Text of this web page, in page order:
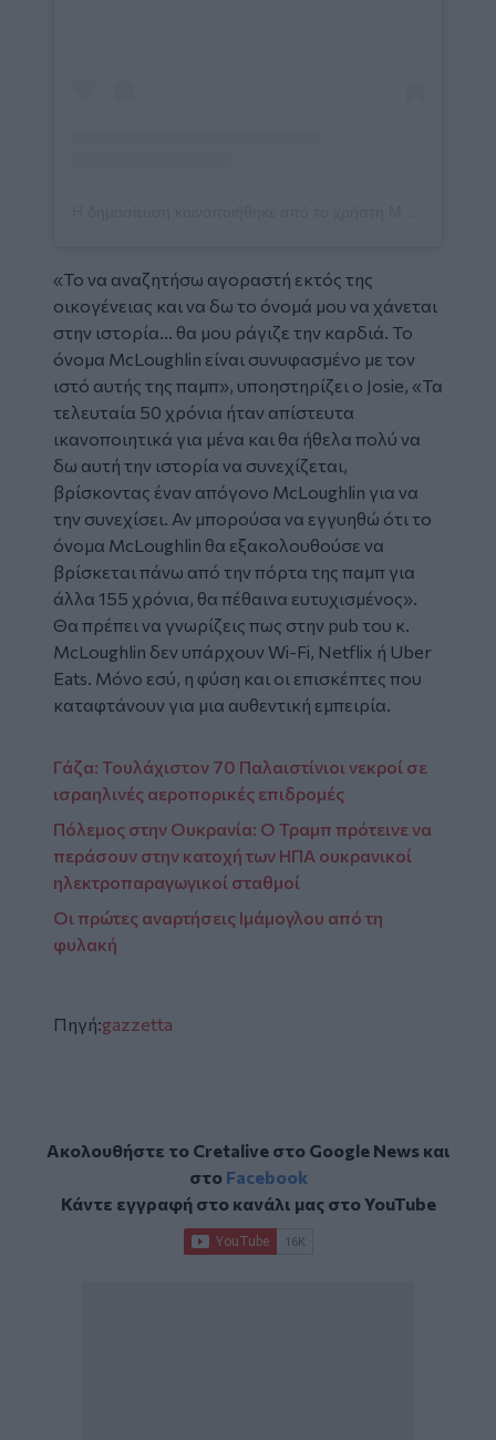
«Το να αναζητήσω αγοραστή εκτός της
οικογένειας και να δω το όνομά μου να χάνεται
στην ιστορία... θα μου ράγιζε την καρδιά. Το
όνομα McLoughlin είναι συνυφασμένο με τον
ιστό αυτής της παμπ», υποηστηρίζει ο Josie, «Τα
τελευταία 50 χρόνια ήταν απίστευτα
ικανοποιητικά για μένα και θα ήθελα πολύ να
δω αυτή την ιστορία να συνεχίζεται,
βρίσκοντας έναν απόγονο McLoughlin για να
την συνεχίσει. Αν μπορούσα να εγγυηθώ ότι το
όνομα McLoughlin θα εξακολουθούσε να
βρίσκεται πάνω από την πόρτα της παμπ για
άλλα 155 χρόνια, θα πέθαινα ευτυχισμένος».
Θα πρέπει να γνωρίζεις πως στην pub του κ.
McLoughlin δεν υπάρχουν Wi-Fi, Netflix ή Uber
Eats. Μόνο εσύ, η φύση και οι επισκέπτες που
καταφτάνουν για μια αυθεντική εμπειρία.
Γάζα: Τουλάχιστον 70 Παλαιστίνιοι νεκροί σε
ισραηλινές αεροπορικές επιδρομές
Πόλεμος στην Ουκρανία: Ο Τραμπ πρότεινε να
περάσουν στην κατοχή των ΗΠΑ ουκρανικοί
ηλεκτροπαραγωγικοί σταθμοί
Οι πρώτες αναρτήσεις Ιμάμογλου από τη
φυλακή
Πηγή:gazzetta
Ακολουθήστε το Cretalive στο Google Newsκαι
στο Facebook
Κάντε εγγραφή στο κανάλι μας στοYouTube